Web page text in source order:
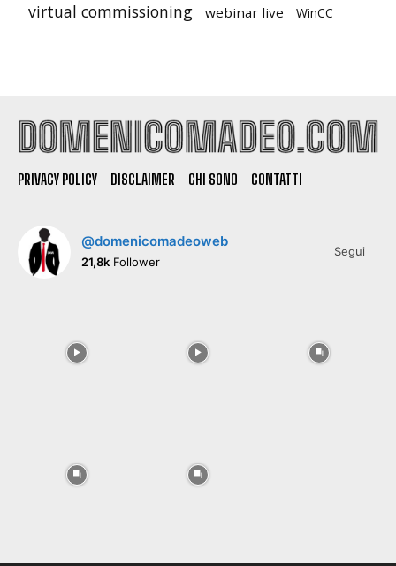
virtual commissioning webinar live WinCC
PRIVACY POLICY DISCLAIMER CHI SONO CONTATTI
@domenicomadeoweb
21,8k Follower
Segui